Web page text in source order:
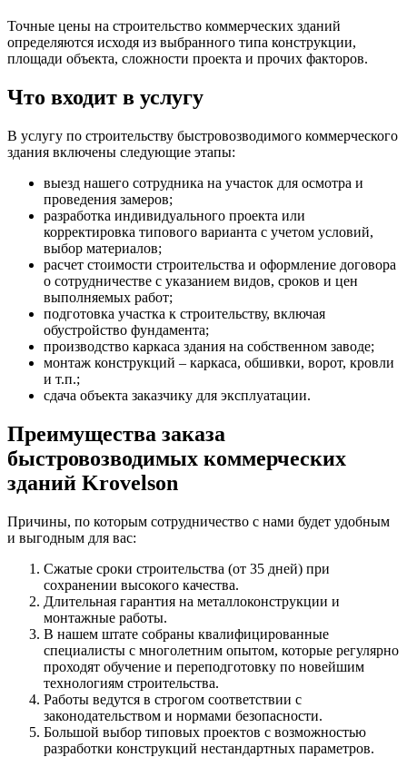
Точные цены на строительство коммерческих зданий
определяются исходя из выбранного типа конструкции,
площади объекта, сложности проекта и прочих факторов.
Что входит в услугу
В услугу по строительству быстровозводимого коммерческого
здания включены следующие этапы:
выезд нашего сотрудника на участок для осмотра и
проведения замеров;
разработка индивидуального проекта или
корректировка типового варианта с учетом условий,
выбор материалов;
расчет стоимости строительства и оформление договора
о сотрудничестве с указанием видов, сроков и цен
выполняемых работ;
подготовка участка к строительству, включая
обустройство фундамента;
производство каркаса здания на собственном заводе;
монтаж конструкций – каркаса, обшивки, ворот, кровли
и т.п.;
сдача объекта заказчику для эксплуатации.
Преимущества заказа
быстровозводимых коммерческих
зданий Krovelson
Причины, по которым сотрудничество с нами будет удобным
и выгодным для вас:
Сжатые сроки строительства (от 35 дней) при
сохранении высокого качества.
Длительная гарантия на металлоконструкции и
монтажные работы.
В нашем штате собраны квалифицированные
специалисты с многолетним опытом, которые регулярно
проходят обучение и переподготовку по новейшим
технологиям строительства.
Работы ведутся в строгом соответствии с
законодательством и нормами безопасности.
Большой выбор типовых проектов с возможностью
разработки конструкций нестандартных параметров.